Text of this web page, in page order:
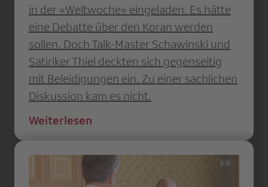
in der «Weltwoche» eingeladen. Es hätte
eine Debatte über den Koran werden
sollen. Doch Talk-Master Schawinski und
Satiriker Thiel deckten sich gegenseitig
mit Beleidigungen ein. Zu einer sachlichen
Diskussion kam es nicht.
Weiterlesen